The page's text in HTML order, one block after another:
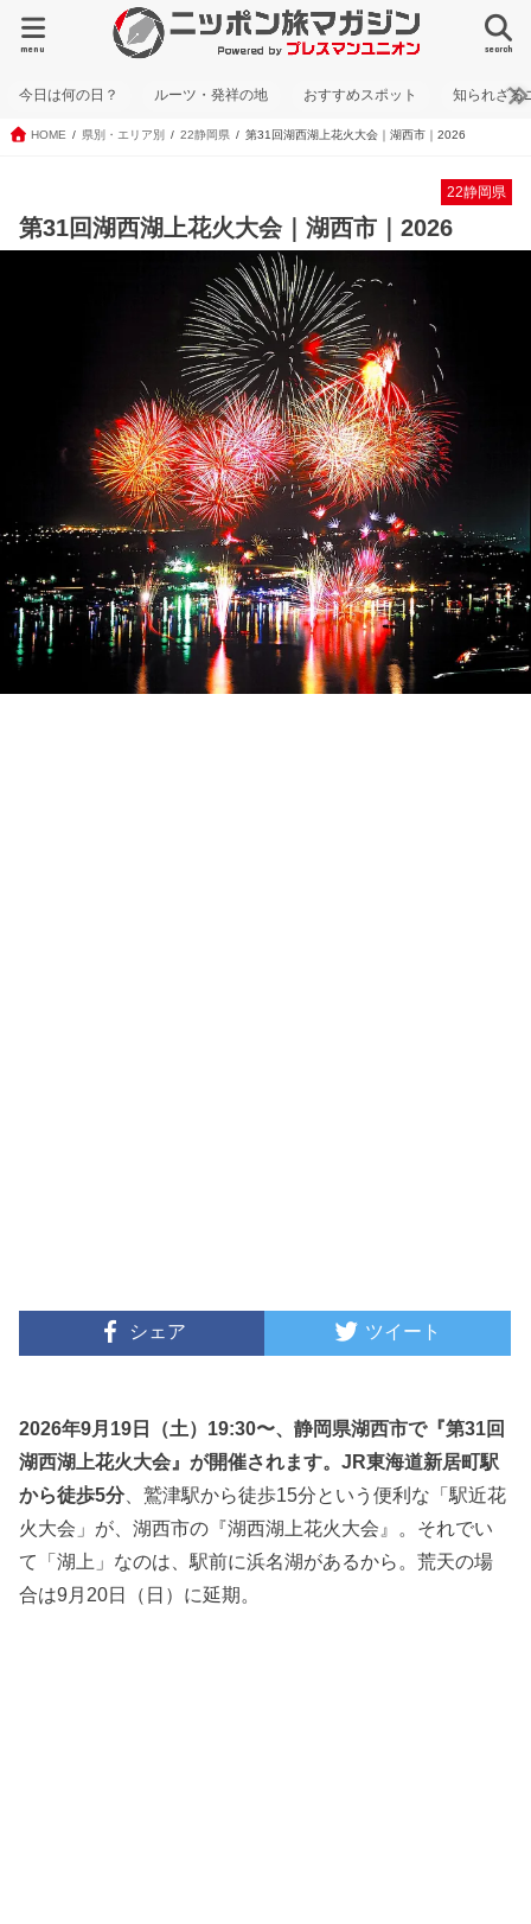
search
menu
今日は何の日？ ルーツ・発祥の地 おすすめスポット 知られざる
HOME 県別・エリア別 22静岡県 第31回湖西湖上花火大会｜湖西市｜2026
22静岡県
第31回湖西湖上花火大会｜湖西市｜2026
シェア ツイート
2026年9月19日（土）19:30〜、静岡県湖西市で『第31回
湖西湖上花火大会』が開催されます。JR東海道新居町駅
から徒歩5分、鷲津駅から徒歩15分という便利な「駅近花
火大会」が、湖西市の『湖西湖上花火大会』。それでい
て「湖上」なのは、駅前に浜名湖があるから。荒天の場
合は9月20日（日）に延期。